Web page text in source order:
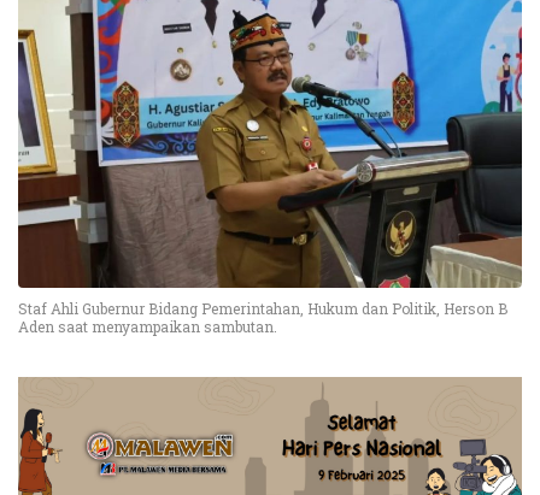
Staf Ahli Gubernur Bidang Pemerintahan, Hukum dan Politik, Herson B
Aden saat menyampaikan sambutan.